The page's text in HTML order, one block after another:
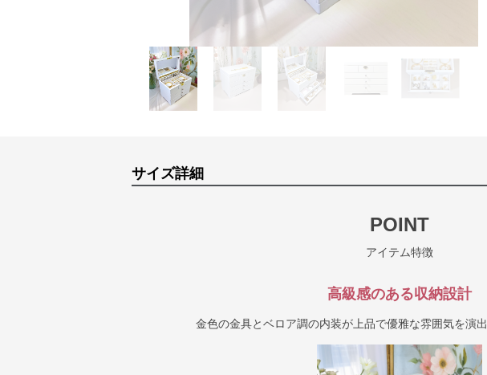
サイズ詳細
POINT
アイテム特徴
高級感のある収納設計
金色の金具とベロア調の内装が上品で優雅な雰囲気を演出